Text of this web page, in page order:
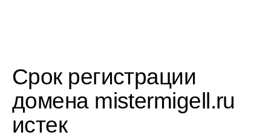
Срок регистрации
домена mistermigell.ru
истек